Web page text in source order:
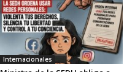
Internacionales